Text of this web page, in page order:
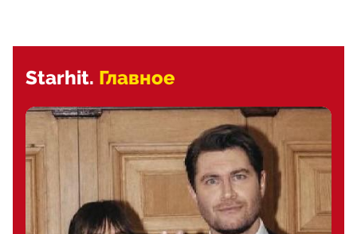
Starhit. Главное